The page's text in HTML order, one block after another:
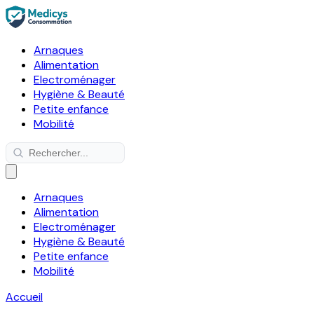
Arnaques
Alimentation
Electroménager
Hygiène & Beauté
Petite enfance
Mobilité
Arnaques
Alimentation
Electroménager
Hygiène & Beauté
Petite enfance
Mobilité
Accueil